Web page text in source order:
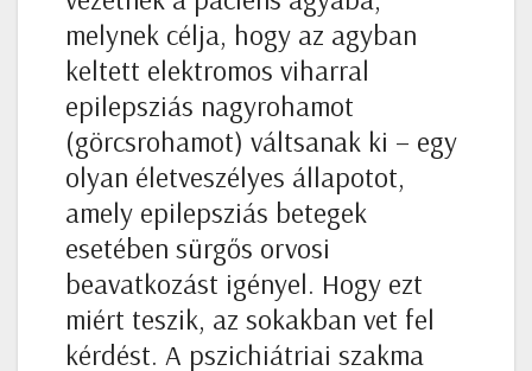
melynek célja, hogy az agyban
keltett elektromos viharral
epilepsziás nagyrohamot
(görcsrohamot) váltsanak ki – egy
olyan életveszélyes állapotot,
amely epilepsziás betegek
esetében sürgős orvosi
beavatkozást igényel. Hogy ezt
miért teszik, az sokakban vet fel
kérdést. A pszichiátriai szakma